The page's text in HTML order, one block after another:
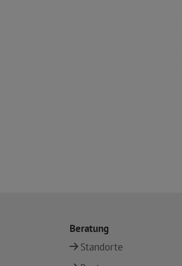
Beratung
Standorte